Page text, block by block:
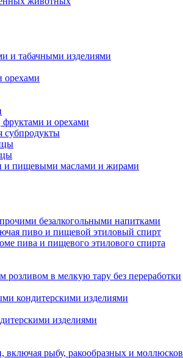
и табачными изделиями
орехами
и орехами
субпродукты
и пищевыми маслами и жирами
безалкогольными напитками
пиво и пищевой этиловый спирт
пива и пищевого этилового спирта
в мелкую тару без переработки
кондитерскими изделиями
изделиями
рыбу, ракообразных и моллюсков